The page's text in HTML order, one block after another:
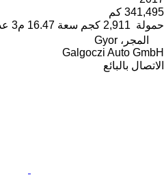
341,495 كم
حمولة 2,911 كجم سعة 16.47 م3
المجر، Gyor
Galgoczi Auto GmbH
الاتصال بالبائع